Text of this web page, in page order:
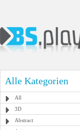
Alle Kategorien
All
3D
Abstract